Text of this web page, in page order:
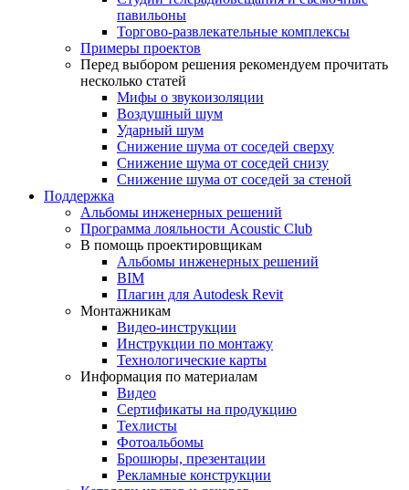
павильоны
Торгово-развлекательные комплексы
Примеры проектов
Перед выбором решения рекомендуем прочитать
несколько статей
Мифы о звукоизоляции
Воздушный шум
Ударный шум
Снижение шума от соседей сверху
Снижение шума от соседей снизу
Снижение шума от соседей за стеной
Поддержка
Альбомы инженерных решений
Программа лояльности Acoustic Club
В помощь проектировщикам
Альбомы инженерных решений
BIM
Плагин для Autodesk Revit
Монтажникам
Видео-инструкции
Инструкции по монтажу
Технологические карты
Информация по материалам
Видео
Сертификаты на продукцию
Техлисты
Фотоальбомы
Брошюры, презентации
Рекламные конструкции